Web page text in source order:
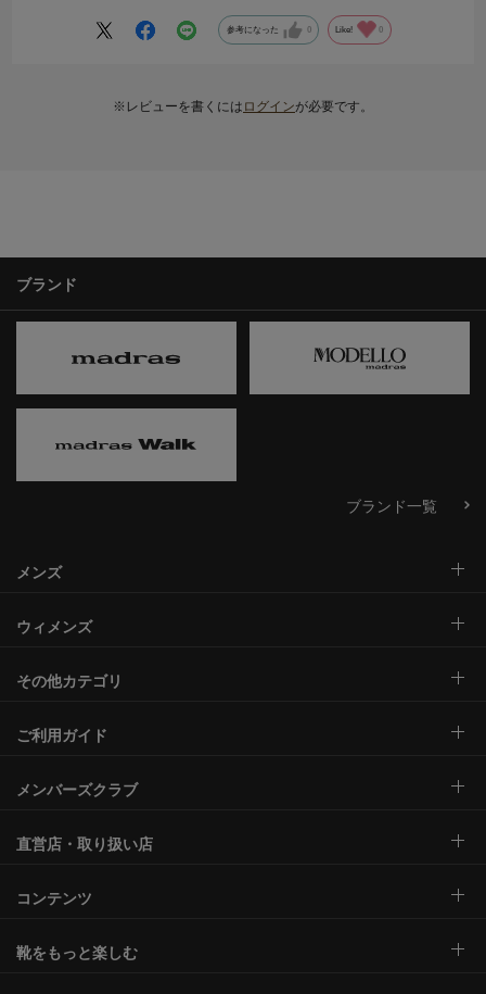
ちなみにインソールは取り外しできません。
参考になった 0 Like! 0
※レビューを書くには ログインが必要です。
ブランド
ブランド一覧
メンズ
ウィメンズ
その他カテゴリ
ご利用ガイド
メンバーズクラブ
直営店・取り扱い店
コンテンツ
靴をもっと楽しむ